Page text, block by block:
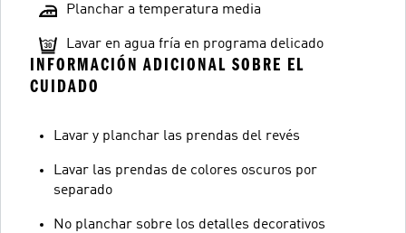
Planchar a temperatura media
Lavar en agua fría en programa delicado
INFORMACIÓN ADICIONAL SOBRE EL
CUIDADO
Lavar y planchar las prendas del revés
Lavar las prendas de colores oscuros por
separado
No planchar sobre los detalles decorativos